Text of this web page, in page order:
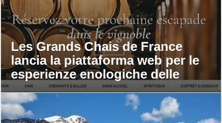
Les Grands Chais de France
lancia la piattaforma web per le
esperienze enologiche delle
maison